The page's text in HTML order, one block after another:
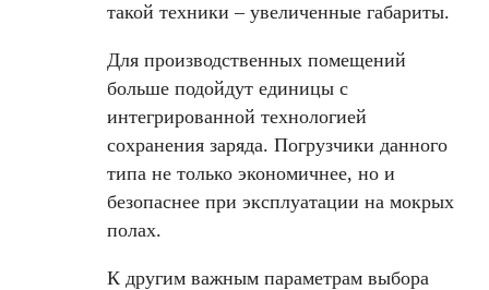
такой техники – увеличенные габариты.
Для производственных помещений
больше подойдут единицы с
интегрированной технологией
сохранения заряда. Погрузчики данного
типа не только экономичнее, но и
безопаснее при эксплуатации на мокрых
полах.
К другим важным параметрам выбора